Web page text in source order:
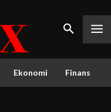
Ekonomi Finans